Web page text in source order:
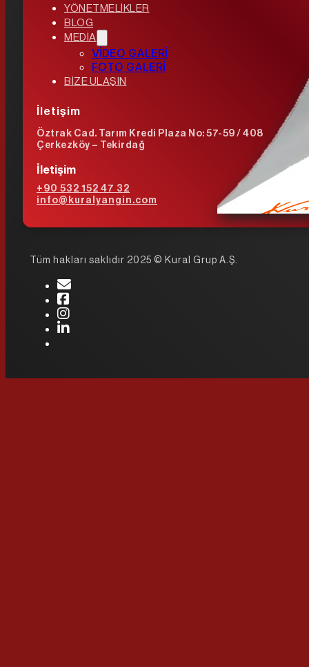
YÖNETMELİKLER
BLOG
MEDİA
VİDEO GALERİ
FOTO GALERİ
BİZE ULAŞIN
İletişim
Öztrak Cad. Tarım Kredi Plaza No: 57-59 / 408
Çerkezköy – Tekirdağ
İletişim
+90 532 152 47 32
info@kuralyangin.com
Tüm hakları saklıdır 2025 © Kural Grup A.Ş.